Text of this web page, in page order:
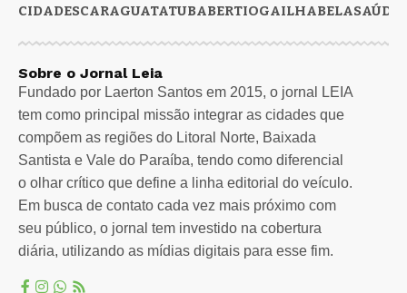
CIDADESCARAGUATATUBABERTIOGAILHABELASAÚDE
Sobre o Jornal Leia
Fundado por Laerton Santos em 2015, o jornal LEIA
tem como principal missão integrar as cidades que
compõem as regiões do Litoral Norte, Baixada
Santista e Vale do Paraíba, tendo como diferencial
o olhar crítico que define a linha editorial do veículo.
Em busca de contato cada vez mais próximo com
seu público, o jornal tem investido na cobertura
diária, utilizando as mídias digitais para esse fim.